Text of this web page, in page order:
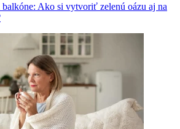
Ako si vytvoriť zelenú oázu aj na